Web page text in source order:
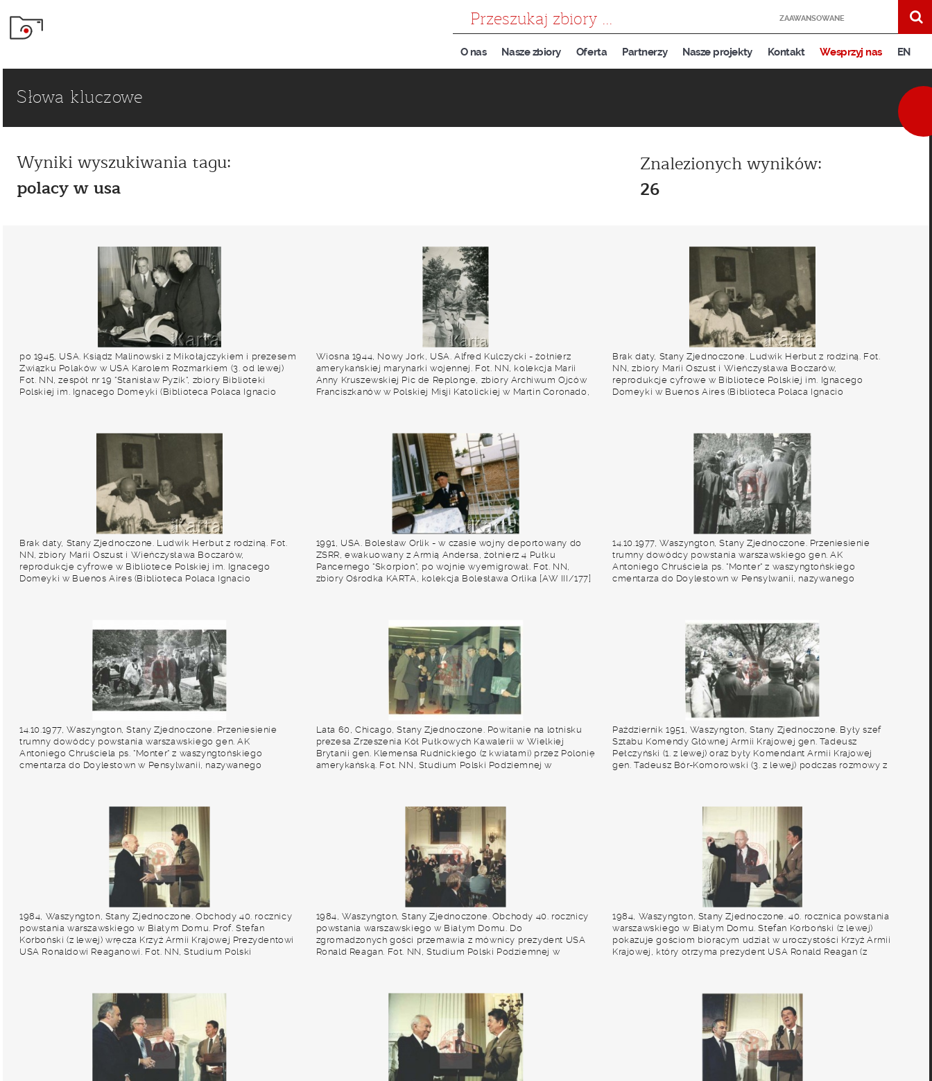
ZAAWANSOWANE
O nas Nasze zbiory Oferta Partnerzy Nasze projekty Kontakt Wesprzyj nas EN
Słowa kluczowe
Wyniki wyszukiwania tagu:
polacy w usa
Znalezionych wyników:
26
po 1945, USA. Ksiądz Malinowski z Mikołajczykiem i prezesem
Związku Polaków w USA Karolem Rozmarkiem (3. od lewej)
Fot. NN, zespół nr 19 "Stanisław Pyzik", zbiory Biblioteki
Polskiej im. Ignacego Domeyki (Biblioteca Polaca Ignacio
Wiosna 1944, Nowy Jork, USA. Alfred Kulczycki - żołnierz
amerykańskiej marynarki wojennej. Fot. NN, kolekcja Marii
Anny Kruszewskiej Pic de Replonge, zbiory Archiwum Ojców
Franciszkanów w Polskiej Misji Katolickiej w Martin Coronado,
Brak daty, Stany Zjednoczone. Ludwik Herbut z rodziną. Fot.
NN, zbiory Marii Oszust i Wieńczysława Boczarów,
reprodukcje cyfrowe w Bibliotece Polskiej im. Ignacego
Domeyki w Buenos Aires (Biblioteca Polaca Ignacio
Brak daty, Stany Zjednoczone. Ludwik Herbut z rodziną. Fot.
NN, zbiory Marii Oszust i Wieńczysława Boczarów,
reprodukcje cyfrowe w Bibliotece Polskiej im. Ignacego
Domeyki w Buenos Aires (Biblioteca Polaca Ignacio
1991, USA. Bolesław Orlik - w czasie wojny deportowany do
ZSRR, ewakuowany z Armią Andersa, żołnierz 4 Pułku
Pancernego "Skorpion", po wojnie wyemigrował. Fot. NN,
zbiory Ośrodka KARTA, kolekcja Bolesława Orlika [AW III/177]
14.10.1977, Waszyngton, Stany Zjednoczone. Przeniesienie
trumny dowódcy powstania warszawskiego gen. AK
Antoniego Chruściela ps. "Monter" z waszyngtońskiego
cmentarza do Doylestown w Pensylwanii, nazywanego
14.10.1977, Waszyngton, Stany Zjednoczone. Przeniesienie
trumny dowódcy powstania warszawskiego gen. AK
Antoniego Chruściela ps. "Monter" z waszyngtońskiego
cmentarza do Doylestown w Pensylwanii, nazywanego
Lata 60, Chicago, Stany Zjednoczone. Powitanie na lotnisku
prezesa Zrzeszenia Kół Pułkowych Kawalerii w Wielkiej
Brytanii gen. Klemensa Rudnickiego (z kwiatami) przez Polonię
amerykańską. Fot. NN, Studium Polski Podziemnej w
Październik 1951, Waszyngton, Stany Zjednoczone. Były szef
Sztabu Komendy Głównej Armii Krajowej gen. Tadeusz
Pełczyński (1. z lewej) oraz były Komendant Armii Krajowej
gen. Tadeusz Bór-Komorowski (3. z lewej) podczas rozmowy z
Studium Polski Podziemnej w Londynie
1984, Waszyngton, Stany Zjednoczone. Obchody 40. rocznicy
powstania warszawskiego w Białym Domu. Prof. Stefan
Korboński (z lewej) wręcza Krzyż Armii Krajowej Prezydentowi
USA Ronaldowi Reaganowi. Fot. NN, Studium Polski
1984, Waszyngton, Stany Zjednoczone. Obchody 40. rocznicy
powstania warszawskiego w Białym Domu. Do
zgromadzonych gości przemawia z mównicy prezydent USA
Ronald Reagan. Fot. NN, Studium Polski Podziemnej w
1984, Waszyngton, Stany Zjednoczone. 40. rocznica powstania
warszawskiego w Białym Domu. Stefan Korboński (z lewej)
pokazuje gościom biorącym udział w uroczystości Krzyż Armii
Krajowej, który otrzyma prezydent USA Ronald Reagan (z